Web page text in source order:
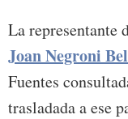
La representante
Joan Negroni
Fuentes
trasladada a ese